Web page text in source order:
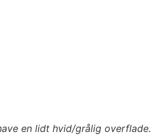
en lidt hvid/grålig overflade.